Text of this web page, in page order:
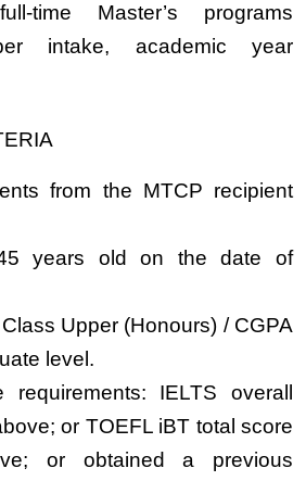
full-time Master’s programs
intake, academic year
from the MTCP recipient
years old on the date of
Upper (Honours) / CGPA
level.
requirements: IELTS overall
or TOEFL iBT total score
or obtained a previous